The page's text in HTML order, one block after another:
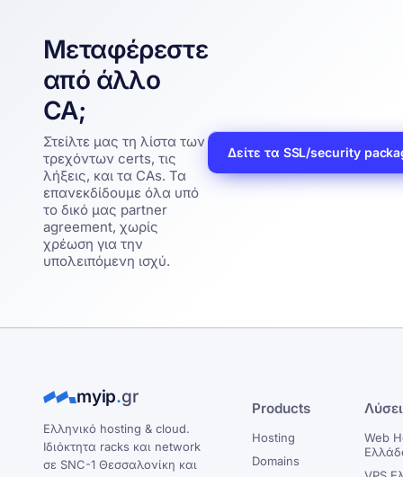
Μεταφέρεστε
από άλλο
CA;
Στείλτε μας τη λίστα των
τρεχόντων certs, τις
λήξεις, και τα CAs. Τα
επανεκδίδουμε όλα υπό
το δικό μας partner
agreement, χωρίς
χρέωση για την
υπολειπόμενη ισχύ.
Δείτε τα SSL/security
myip.gr
Ελληνικό hosting & cloud.
Ιδιόκτητα racks και network
σε SNC-1 Θεσσαλονίκη και
Products
Hosting
Domains
Web